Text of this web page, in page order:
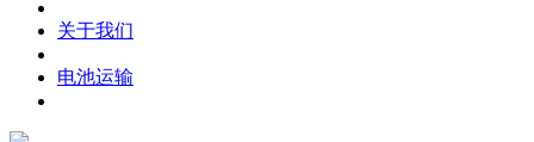
关于我们
电池运输